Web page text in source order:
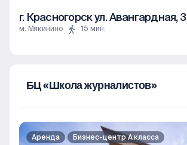
г. Красногорск ул. Авангардная, 3
м. Мякинино 15 мин.
БЦ «Школа журналистов»
Аренда Бизнес-центр А класса